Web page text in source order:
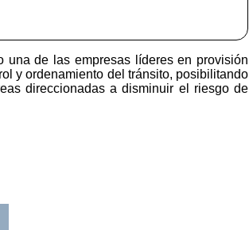
una de las empresas líderes en provisión
y ordenamiento del tránsito, posibilitando
direccionadas a disminuir el riesgo de